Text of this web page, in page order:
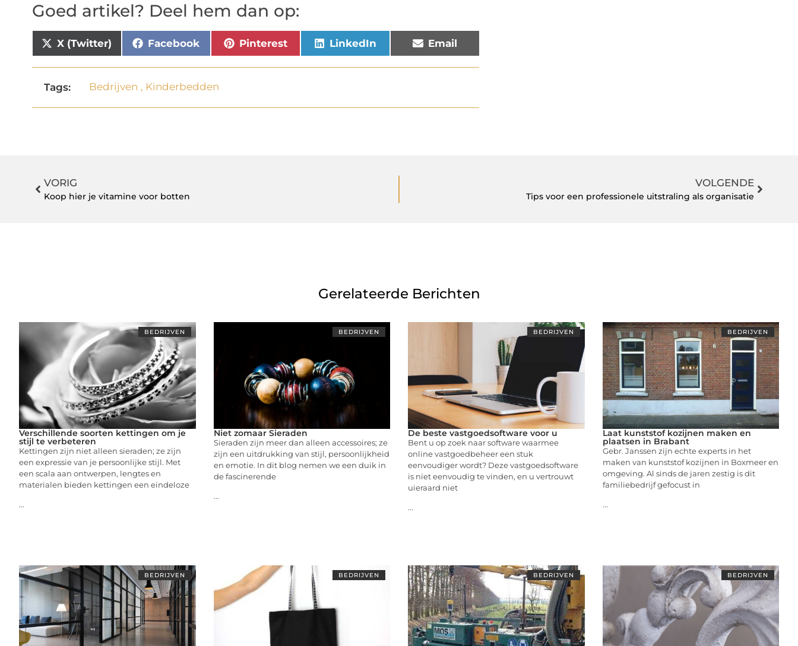
Goed artikel? Deel hem dan op:
X (Twitter) Facebook Pinterest LinkedIn Email
Tags: Bedrijven , Kinderbedden
VORIG
Koop hier je vitamine voor botten
VOLGENDE
Tips voor een professionele uitstraling als organisatie
Gerelateerde Berichten
BEDRIJVEN
Verschillende soorten kettingen om je
stijl te verbeteren
Kettingen zijn niet alleen sieraden; ze zijn
een expressie van je persoonlijke stijl. Met
een scala aan ontwerpen, lengtes en
materialen bieden kettingen een eindeloze
...
BEDRIJVEN
Niet zomaar Sieraden
Sieraden zijn meer dan alleen accessoires; ze
zijn een uitdrukking van stijl, persoonlijkheid
en emotie. In dit blog nemen we een duik in
de fascinerende
...
BEDRIJVEN
De beste vastgoedsoftware voor u
Bent u op zoek naar software waarmee
online vastgoedbeheer een stuk
eenvoudiger wordt? Deze vastgoedsoftware
is niet eenvoudig te vinden, en u vertrouwt
uieraard niet
...
BEDRIJVEN
Laat kunststof kozijnen maken en
plaatsen in Brabant
Gebr. Janssen zijn echte experts in het
maken van kunststof kozijnen in Boxmeer en
omgeving. Al sinds de jaren zestig is dit
familiebedrijf gefocust in
...
BEDRIJVEN BEDRIJVEN BEDRIJVEN BEDRIJVEN